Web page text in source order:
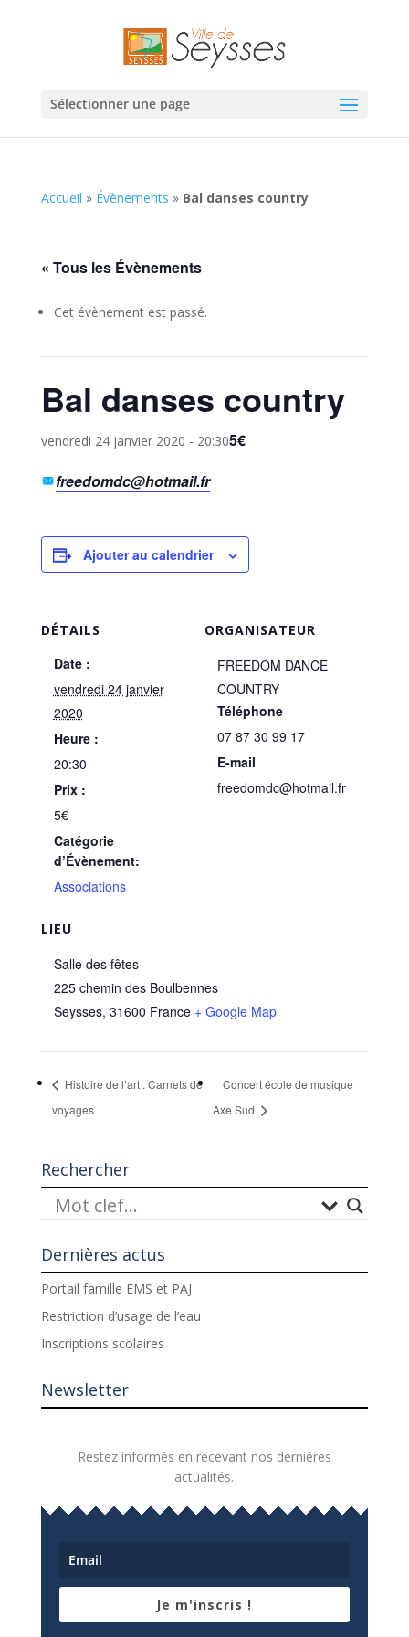
Sélectionner une page
Accueil » Évènements » Bal danses country
« Tous les Évènements
Cet évènement est passé.
Bal danses country
vendredi 24 janvier 2020 - 20:305€
freedomdc@hotmail.fr
Ajouter au calendrier
DÉTAILS
Date :
vendredi 24 janvier
2020
Heure :
20:30
Prix :
5€
Catégorie
d’Évènement:
Associations
LIEU
Salle des fêtes
225 chemin des Boulbennes
Seysses, 31600 France + Google Map
ORGANISATEUR
FREEDOM DANCE
COUNTRY
Téléphone
07 87 30 99 17
E-mail
freedomdc@hotmail.fr
Histoire de l’art : Carnets de
voyages
Concert école de musique
Axe Sud
Rechercher
Dernières actus
Portail famille EMS et PAJ
Restriction d’usage de l’eau
Inscriptions scolaires
Newsletter
Restez informés en recevant nos dernières
actualités.
Je m'inscris !